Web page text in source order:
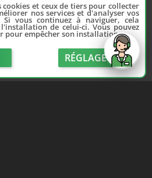
et ceux de tiers pour collecter
nos services et d'analyser vos
vous continuez à naviguer, cela
de celui-ci. Vous pouvez
pour empêcher son installation.
RÉGLAGE